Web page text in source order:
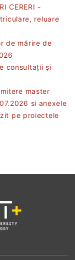
CERERI -
reluare
de mărire de
consultații şi
master
si anexele
pe proiectele